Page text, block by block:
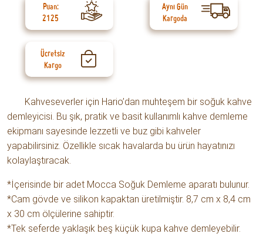
Puan:
2125
Aynı Gün
Kargoda
Ücretsiz
Kargo
Kahveseverler için Hario’dan muhteşem bir soğuk kahve
demleyicisi. Bu şık, pratik ve basit kullanımlı kahve demleme
ekipmanı sayesinde lezzetli ve buz gibi kahveler
yapabilirsiniz. Özellikle sıcak havalarda bu ürün hayatınızı
kolaylaştıracak.
*İçerisinde bir adet Mocca Soğuk Demleme aparatı bulunur.
*Cam gövde ve silikon kapaktan üretilmiştir. 8,7 cm x 8,4 cm
x 30 cm ölçülerine sahiptir.
*Tek seferde yaklaşık beş küçük kupa kahve demleyebilir.